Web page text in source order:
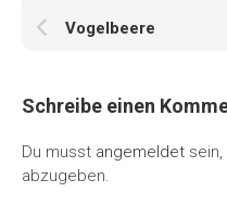
Vogelbeere
Schreibe einen
Du musst angemeldet
abzugeben.